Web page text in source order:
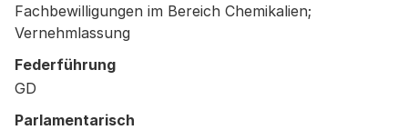
Fachbewilligungen im Bereich Chemikalien;
Vernehmlassung
Federführung
GD
Parlamentarisch